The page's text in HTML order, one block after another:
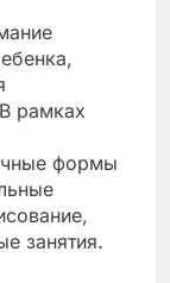
рамках
формы
занятия.